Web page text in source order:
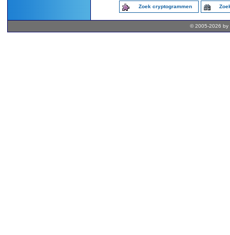
Zoek cryptogrammen
© 2005-2026 by